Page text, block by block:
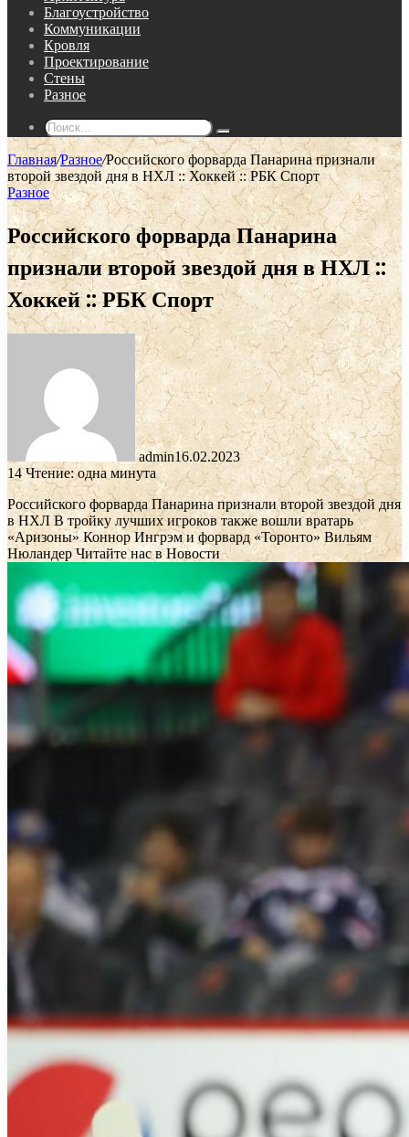
Благоустройство
Коммуникации
Кровля
Проектирование
Стены
Разное
Поиск...
Главная/Разное/Российского форварда Панарина признали
второй звездой дня в НХЛ :: Хоккей :: РБК Спорт
Разное
Российского форварда Панарина
признали второй звездой дня в НХЛ ::
Хоккей :: РБК Спорт
admin16.02.2023
14Чтение: одна минута
Российского форварда Панарина признали второй звездой дня
в НХЛВ тройку лучших игроков также вошли вратарь
«Аризоны» Коннор Ингрэм и форвард «Торонто» Вильям
НюландерЧитайте нас в Новости